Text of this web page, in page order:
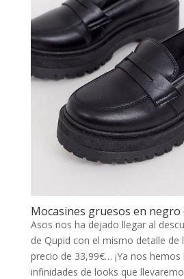
Mocasines gruesos en negro
Asos nos ha dejado llegar al
de Qupid con el mismo detalle de
precio de 33,99€… ¡Ya nos
infinidades de looks que